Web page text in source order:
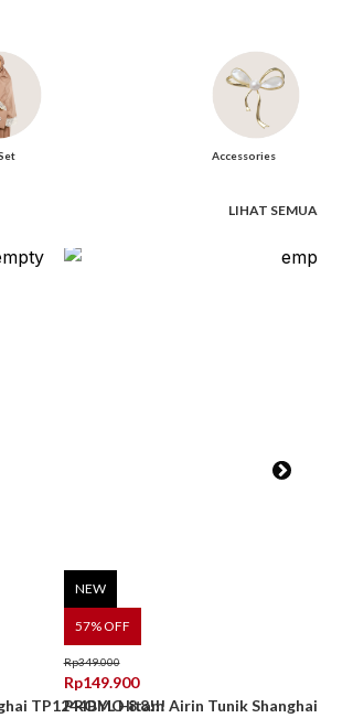
Accessories
LIHAT SEMUA
TP1244BYL Hitam
57% OFF
NEW
Rp349.000
Rp149.900
PROMO 8.8!!! Airin Tunik Shanghai -